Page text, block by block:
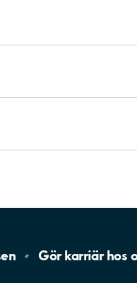
Gör karriär hos